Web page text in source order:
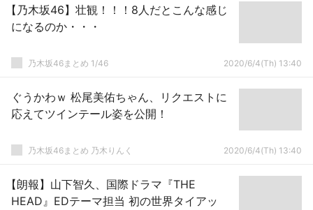
【乃木坂46】壮観！！！8人だとこんな感じ
になるのか・・・
乃木坂46まとめ 1/46 2020/6/4(Th) 13:40
ぐうかわｗ 松尾美佑ちゃん、リクエストに
応えてツインテール姿を公開！
乃木坂46まとめ 乃木りんく 2020/6/4(Th) 13:40
【朗報】山下智久、国際ドラマ『THE
HEAD』EDテーマ担当 初の世界タイアッ